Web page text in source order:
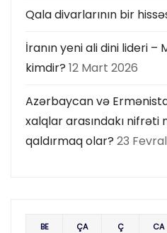
Qala divarlarının bir
İranın yeni ali dini lideri
kimdir? 12 Mart 2026
Azərbaycan və
xalqlar arasındakı nifrəti
qaldırmaq olar? 23
BE ÇA Ç CA